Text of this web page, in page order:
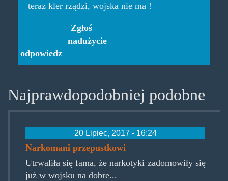
teraz kler rządzi, wojska nie ma !
odpowiedz
Zgłoś
nadużycie
Najprawdopodobniej podobne
20 Lipiec, 2017 - 16:24
Narkomani przepustkowi
Utrwaliła się fama, że narkotyki zadomowiły się
już w wojsku na dobre...